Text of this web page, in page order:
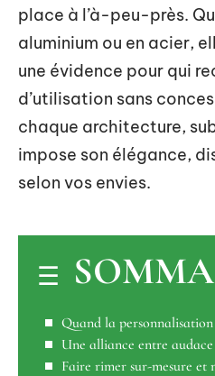
place à l’à-peu-près.
aluminium ou en acier,
une évidence pour qui
d’utilisation sans
chaque architecture,
impose son élégance,
selon vos envies.
Quand la
Une alliance entre
Faire rimer sur-mesure et